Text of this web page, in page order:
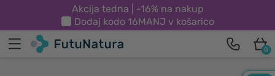
Akcija tedna | -16% na nakup
Dodaj kodo 16MANJ v košarico
0